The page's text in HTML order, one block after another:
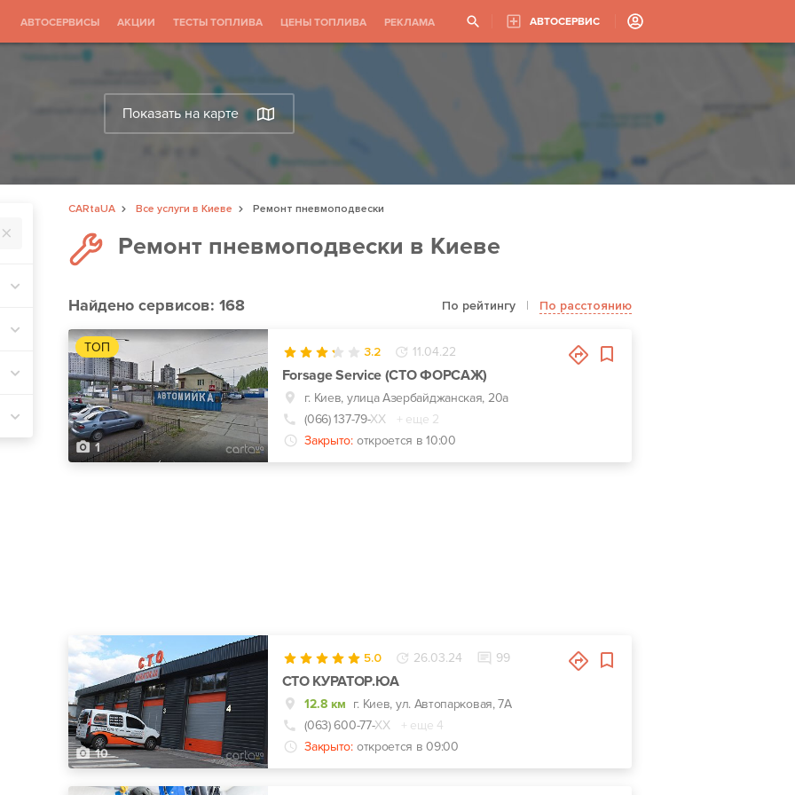
АВТОСЕРВИСЫ АКЦИИ ТЕСТЫ ТОПЛИВА ЦЕНЫ ТОПЛИВА РЕКЛАМА АВТОСЕРВИС
Показать на карте
CARtaUA Все услуги в Киеве
Ремонт пневмоподвески
Ремонт пневмоподвески в Киеве
Найденосервисов: 168 По рейтингу | По расстоянию
ТОП
1
3.2 11.04.22
Forsage Service (СТО ФОРСАЖ)
г. Киев, улица Азербайджанская, 20а
(066) 137-79-ХХ
+ еще 2
Закрыто: откроется в 10:00
10
5.0 26.03.24 99
СТО КУРАТОР.ЮА
12.8 км г. Киев, ул. Автопарковая, 7А
(063) 600-77-ХХ
+ еще 4
Закрыто: откроется в 09:00